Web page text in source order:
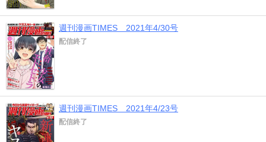
週刊漫画TIMES 2021年4/30号
配信終了
週刊漫画TIMES 2021年4/23号
配信終了